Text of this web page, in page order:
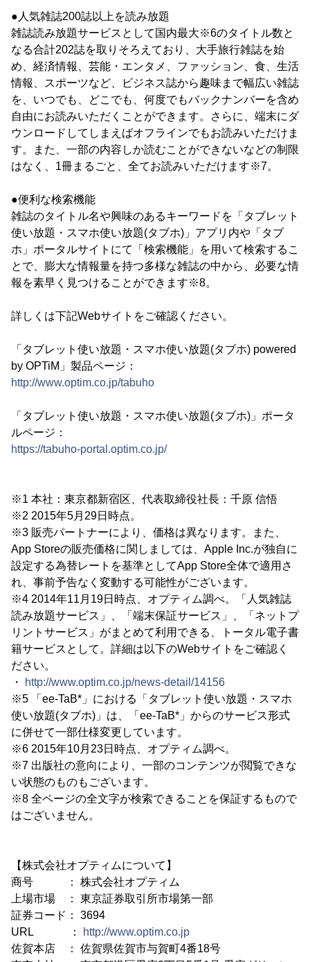
●人気雑誌200誌以上を読み放題
雑誌読み放題サービスとして国内最大※6のタイトル数と
なる合計202誌を取りそろえており、大手旅行雑誌を始
め、経済情報、芸能・エンタメ、ファッション、食、生活
情報、スポーツなど、ビジネス誌から趣味まで幅広い雑誌
を、いつでも、どこでも、何度でもバックナンバーを含め
自由にお読みいただくことができます。さらに、端末にダ
ウンロードしてしまえばオフラインでもお読みいただけま
す。また、一部の内容しか読むことができないなどの制限
はなく、1冊まるごと、全てお読みいただけます※7。
●便利な検索機能
雑誌のタイトル名や興味のあるキーワードを「タブレット
使い放題・スマホ使い放題(タブホ)」アプリ内や「タブ
ホ」ポータルサイトにて「検索機能」を用いて検索するこ
とで、膨大な情報量を持つ多様な雑誌の中から、必要な情
報を素早く見つけることができます※8。
詳しくは下記Webサイトをご確認ください。
「タブレット使い放題・スマホ使い放題(タブホ) powered
by OPTiM」製品ページ：
http://www.optim.co.jp/tabuho
「タブレット使い放題・スマホ使い放題(タブホ)」ポータ
ルページ：
https://tabuho-portal.optim.co.jp/
※1 本社：東京都新宿区、代表取締役社長：千原 信悟
※2 2015年5月29日時点。
※3 販売パートナーにより、価格は異なります。また、
App Storeの販売価格に関しましては、Apple Inc.が独自に
設定する為替レートを基準としてApp Store全体で適用さ
れ、事前予告なく変動する可能性がございます。
※4 2014年11月19日時点、オプティム調べ。「人気雑誌
読み放題サービス」、「端末保証サービス」、「ネットプ
リントサービス」がまとめて利用できる、トータル電子書
籍サービスとして。詳細は以下のWebサイトをご確認く
ださい。
・
http://www.optim.co.jp/news-detail/14156
※5 「ee-TaB*」における「タブレット使い放題・スマホ
使い放題(タブホ)」は、「ee-TaB*」からのサービス形式
に併せて一部仕様変更しています。
※6 2015年10月23日時点、オプティム調べ。
※7 出版社の意向により、一部のコンテンツが閲覧できな
い状態のものもございます。
※8 全ページの全文字が検索できることを保証するもので
はございません。
【株式会社オプティムについて】
商号 ： 株式会社オプティム
上場市場 ： 東京証券取引所市場第一部
証券コード： 3694
URL ：
http://www.optim.co.jp
佐賀本店 ： 佐賀県佐賀市与賀町4番18号